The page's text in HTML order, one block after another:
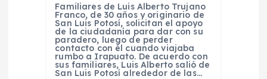
Familiares de Luis Alberto Trujano
Franco, de 30 años y originario de
San Luis Potosí, solicitan el apoyo
de la ciudadanía para dar con su
paradero, luego de perder
contacto con él cuando viajaba
rumbo a Irapuato. De acuerdo con
sus familiares, Luis Alberto salió de
San Luis Potosí alrededor de las…